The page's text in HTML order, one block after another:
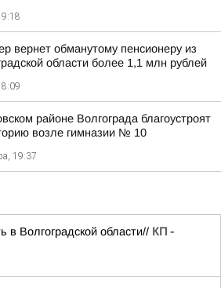
вернет обманутому пенсионеру из
области более 1,1 млн рублей
районе Волгограда благоустроят
возле гимназии № 10
19:37
в Волгоградской области// КП -